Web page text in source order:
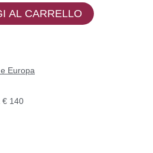
AL CARRELLO
Europa
€ 140